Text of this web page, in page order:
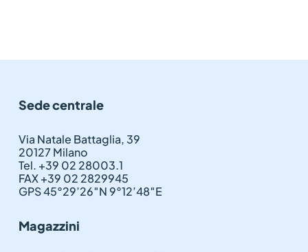
Sede centrale
Via Natale Battaglia, 39
20127 Milano
Tel. +39 02 28003.1
FAX +39 02 2829945
GPS 45°29’26″N 9°12’48″E
Magazzini